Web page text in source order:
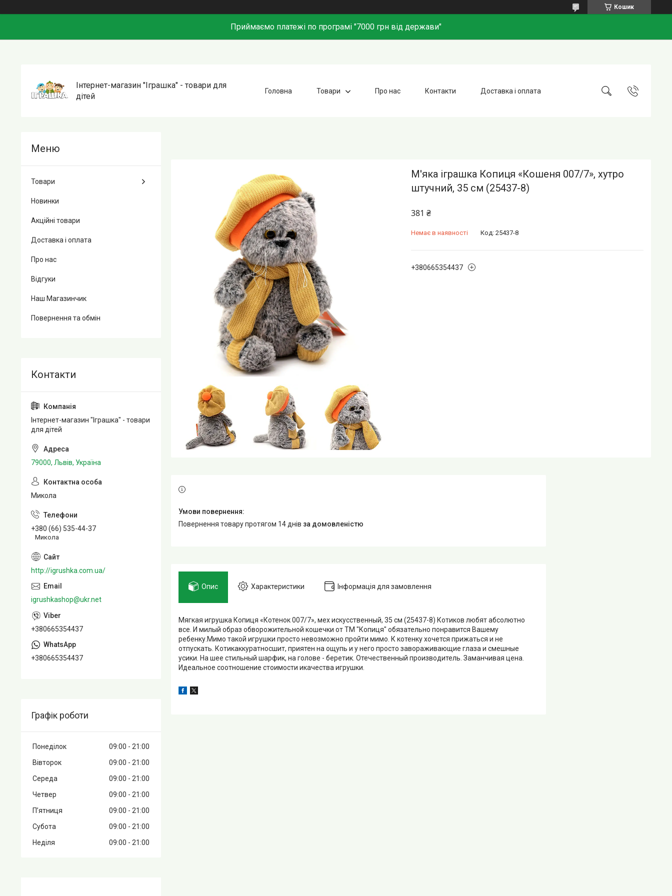
Кошик
Приймаємо платежі по програмі "7000 грн від держави"
Інтернет-магазин "Іграшка" - товари для
дітей
Головна Товари Про нас Контакти Доставка і оплата
М'яка іграшка Копиця «Кошеня 007/7», хутро
штучний, 35 см (25437-8)
381 ₴
Немає в наявності Код: 25437-8
+380665354437
повернення товару протягом 14 днів за домовленістю
Опис Характеристики Інформація для замовлення
Мягкая игрушка Копиця «Котенок 007/7», мех искусственный, 35 см (25437-8) Котиков любят абсолютно
все. И милый образ обворожительной кошечки от ТМ "Копиця" обязательно понравится Вашему
ребенку.Мимо такой игрушки просто невозможно пройти мимо. К котенку хочется прижаться и не
отпускать. Котикаккуратносшит, приятен на ощупь и у него просто завораживающие глаза и смешные
усики. На шее стильный шарфик, на голове - беретик. Отечественный производитель. Заманчивая цена.
Идеальное соотношение стоимости икачества игрушки.
Товари
Новинки
Акційні товари
Доставка і оплата
Про нас
Відгуки
Наш Магазинчик
Повернення та обмін
Інтернет-магазин "Іграшка" - товари
для дітей
79000, Львів, Україна
Микола
+380 (66) 535-44-37
Микола
http://igrushka.com.ua/
igrushkashop@ukr.net
+380665354437
+380665354437
Графік роботи
Понеділок 09:00
21:00
Вівторок
09:00
21:00
Середа
09:00
21:00
Четвер
09:00
21:00
Пʼятниця
09:00
21:00
Субота
09:00
21:00
Неділя
09:00 21:00